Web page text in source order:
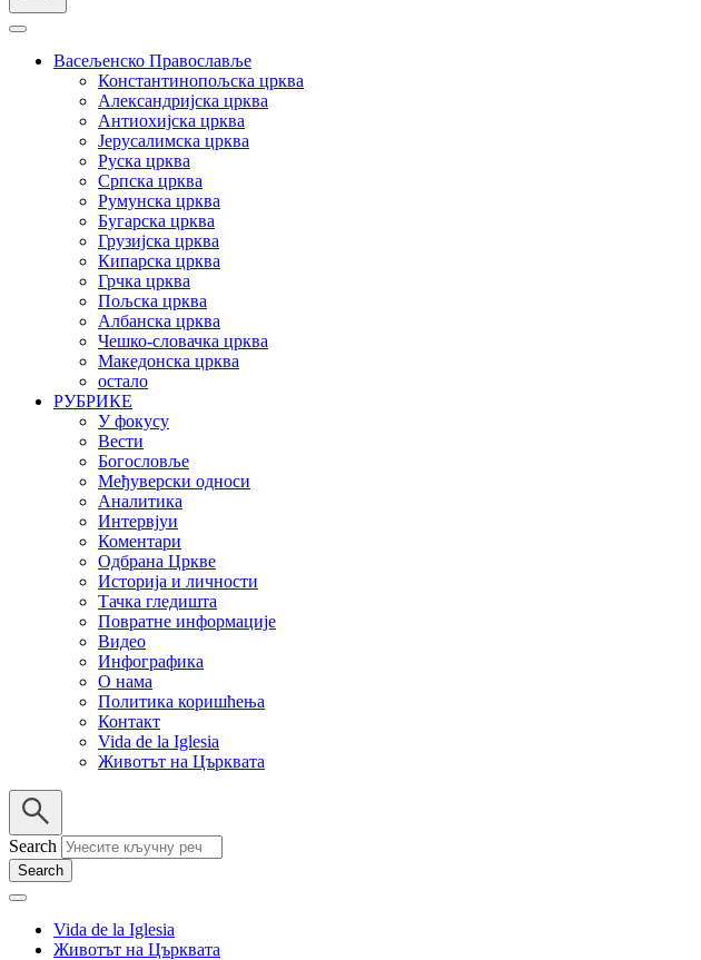
Васељенско Православље
Константинопољска црква
Александријска црква
Антиохијска црква
Јерусалимска црква
Руска црква
Српска црква
Румунска црква
Бугарска црква
Грузијска црква
Кипарска црква
Грчка црква
Пољска црква
Албанска црква
Чешко-словачка црква
Македонска црква
остало
РУБРИКЕ
У фокусу
Вести
Богословље
Међуверски односи
Аналитика
Интервјуи
Коментари
Одбрана Цркве
Историја и личности
Тачка гледишта
Повратне информације
Видео
Инфографика
О нама
Политика коришћења
Контакт
Vida de la Iglesia
Животът на Църквата
Search
Vida de la Iglesia
Животът на Църквата